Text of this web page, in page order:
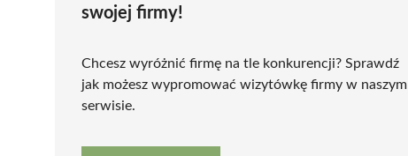
swojej firmy!
Chcesz wyróżnić firmę na tle konkurencji? Sprawdź
jak możesz wypromować wizytówkę firmy w naszym
serwisie.